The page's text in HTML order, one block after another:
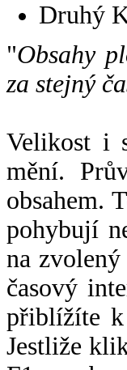
Druhý
"Obsahy
za stejný
Velikost i
mění.
obsahem.
pohybují
na
časový
přiblížíte
Jestliže